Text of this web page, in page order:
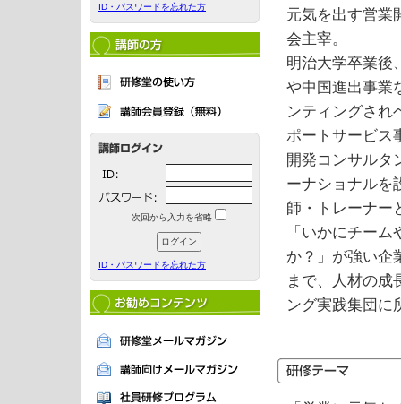
ID・パスワードを忘れた方
次回から入力を省略
ID・パスワードを忘れた方
元気を出す営業
会主宰。
明治大学卒業後
や中国進出事業
ンティングされ
ポートサービス
開発コンサルタ
ーナショナルを
師・トレーナー
「いかにチー
か？」が強い企
まで、人材の成
ング実践集団に